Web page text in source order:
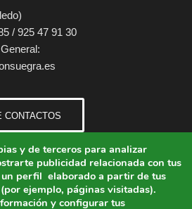
/ 925 47 91 30
CONTACTOS
y de terceros para analizar
publicidad relacionada con tus
un perfil elaborado a partir de tus
ejemplo, páginas visitadas).
y configurar tus